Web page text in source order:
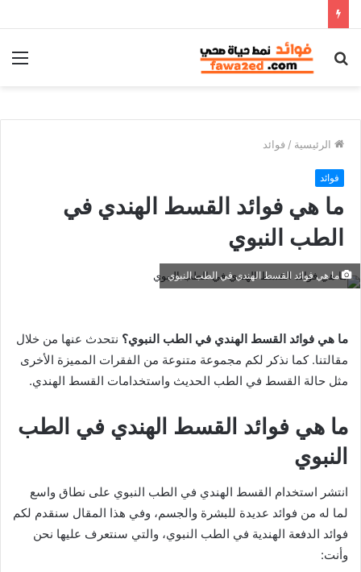
بحث
الرئيسية / فوائد
فوائد
ما هي فوائد القسط الهندي في
الطب النبوي
ما هي فوائد القسط الهندي في الطب النبوي
ما هي فوائد القسط الهندي في الطب النبوي؟ نتحدث عنها من خلال
مقالتنا. كما نذكر لكم مجموعة متنوعة من الفقرات المميزة الأخرى
مثل حالة القسط في الطب الحديث واستخدامات القسط الهندي.
ما هي فوائد القسط الهندي في الطب
النبوي
انتشر استخدام القسط الهندي في الطب النبوي على نطاق واسع
لما له من فوائد عديدة للبشرة والجسم، وفي هذا المقال سنقدم لكم
فوائد الدفعة الهندية في الطب النبوي، والتي سنتعرف عليها نحن
وأنت: